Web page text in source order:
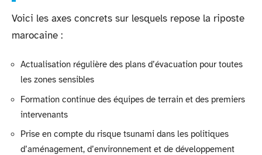
Voici les axes concrets sur lesquels repose la riposte
marocaine :
Actualisation régulière des plans d’évacuation pour toutes
les zones sensibles
Formation continue des équipes de terrain et des premiers
intervenants
Prise en compte du risque tsunami dans les politiques
d’aménagement, d’environnement et de développement